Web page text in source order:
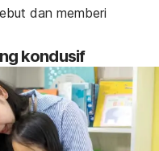
dan memberi
kondusif